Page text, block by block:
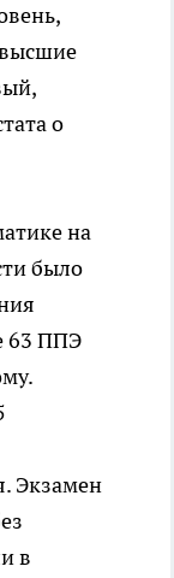
о
на
было
63 ППЭ
Экзамен
в